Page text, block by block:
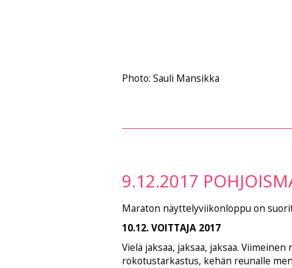
Photo: Sauli Mansikka
9.12.2017
Maraton näyttelyviikonloppu on
10.12. VOITTAJA 2017
Vielä jaksaa, jaksaa, jaksaa.
rokotustarkastus, kehän reunalle